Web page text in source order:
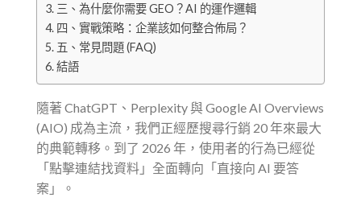
三、為什麼你需要 GEO？AI 的運作邏輯
四、實戰策略：企業該如何整合佈局？
五、常見問題 (FAQ)
結語
隨著 ChatGPT、Perplexity 與 Google AI Overviews
(AIO) 成為主流，我們正經歷搜尋行銷 20 年來最大
的典範轉移。到了 2026 年，使用者的行為已經從
「點擊連結找資料」全面轉向「直接向 AI 要答
案」。